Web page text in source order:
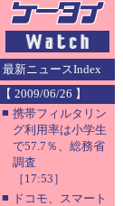
最新ニュースIndex
【 2009/06/26 】
■ 携帯フィルタリン
グ利用率は小学生
で57.7％、総務省
調査
［17:53］
■ ドコモ、スマート